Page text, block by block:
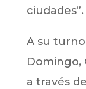
ciudades”.
A su
Domingo,
a través